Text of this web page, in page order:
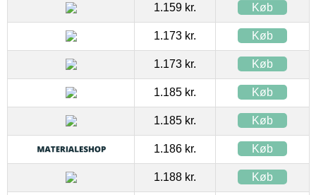
1.159 kr. Køb
1.173 kr. Køb
1.173 kr. Køb
1.185 kr. Køb
1.185 kr. Køb
1.186 kr. Køb
1.188 kr. Køb